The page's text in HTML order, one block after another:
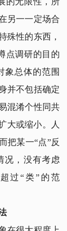
另一一定场合
殊性的东西，
点调研的目的
象总体的范围
并不包括确定
混淆个性同共
大或缩小。人
把某一“点”反
况，没有考虑
过“类”的范